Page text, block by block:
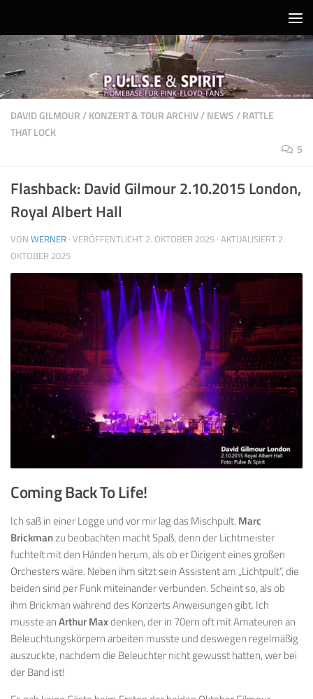
DAVID GILMOUR/KONZERT & TOUR ARCHIV/NEWS/RATTLE
THAT LOCK
5
Flashback: David Gilmour 2.10.2015 London,
Royal Albert Hall
VON WERNER · VERÖFFENTLICHT 2. OKTOBER 2025 · AKTUALISIERT 2.
OKTOBER 2025
Coming Back To Life!
Ich saß in einer Logge und vor mir lag das Mischpult. Marc
Brickmanzu beobachten macht Spaß, denn der Lichtmeister
fuchtelt mit den Händen herum, als ob er Dirigent eines großen
Orchesters wäre. Neben ihm sitzt sein Assistent am „Lichtpult“, die
beiden sind per Funk miteinander verbunden. Scheint so, als ob
ihm Brickman während des Konzerts Anweisungen gibt. Ich
musste anArthur Maxdenken, der in 70ern oft mit Amateuren an
Beleuchtungskörpern arbeiten musste und deswegen regelmäßig
auszuckte, nachdem die Beleuchter nicht gewusst hatten, wer bei
der Band ist!